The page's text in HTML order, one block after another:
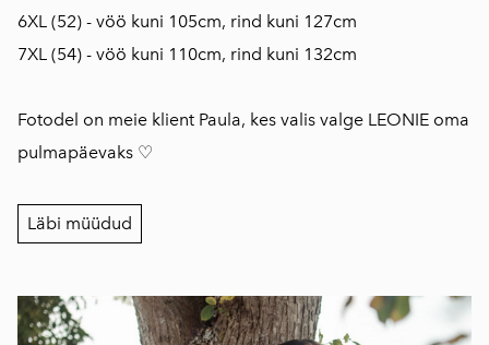
6XL (52) - vöö kuni 105cm, rind kuni 127cm
7XL (54) - vöö kuni 110cm, rind kuni 132cm
Fotodel on meie klient Paula, kes valis valge LEONIE oma
pulmapäevaks ♡
Läbi müüdud